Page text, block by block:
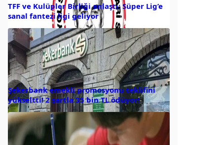
TFF ve Kulüpler Birliği anlaştı: Süper Lig’e
sanal fantezi ligi geliyor
Şekerbank emekli promosyonu teklifini
yükseltti! 2 şartla 35 bin TL ödüyor!